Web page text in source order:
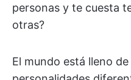
personas y te cuesta
otras?
El mundo está lleno